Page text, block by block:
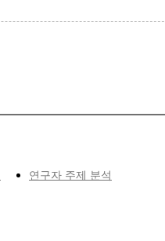
연구자 주제 분석